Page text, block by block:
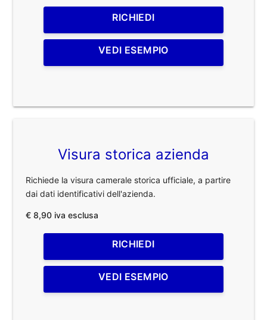
RICHIEDI
VEDI ESEMPIO
Visura storica azienda
Richiede la visura camerale storica ufficiale, a partire
dai dati identificativi dell'azienda.
€ 8,90 iva esclusa
RICHIEDI
VEDI ESEMPIO